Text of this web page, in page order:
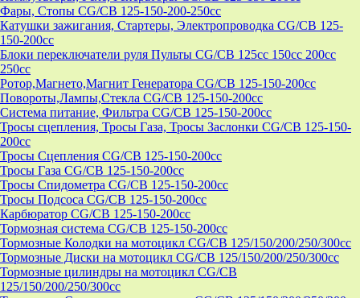
Фары, Стопы CG/CB 125-150-200-250cc
Катушки зажигания, Стартеры, Электропроводка CG/CB 125-
150-200cc
Блоки переключатели руля Пульты CG/CB 125cc 150cc 200cc
250cc
Ротор,Магнето,Магнит Генератора CG/CB 125-150-200cc
Повороты,Лампы,Стекла CG/CB 125-150-200cc
Система питание, Фильтра CG/CB 125-150-200cc
Тросы сцепления, Тросы Газа, Тросы Заслонки CG/CB 125-150-
200cc
Тросы Сцепления CG/CB 125-150-200cc
Тросы Газа CG/CB 125-150-200cc
Тросы Спидометра CG/CB 125-150-200cc
Тросы Подсоса CG/CB 125-150-200cc
Карбюратор CG/CB 125-150-200cc
Тормозная система CG/CB 125-150-200cc
Тормозные Колодки на мотоцикл CG/CB 125/150/200/250/300cc
Тормозные Диски на мотоцикл CG/CB 125/150/200/250/300cc
Тормозные цилиндры на мотоцикл CG/CB
125/150/200/250/300cc